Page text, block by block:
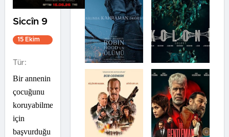
Siccîn 9
15 Ekim
Tür:
Bir annenin
çocuğunu
koruyabilmek
için
başvurduğu